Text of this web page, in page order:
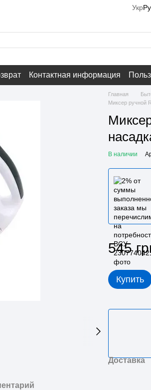
Укр
Контактная информация
Главная
Миксер ручной
В наличии
545
Купить
Доставка